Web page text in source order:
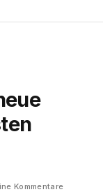
Kommentare